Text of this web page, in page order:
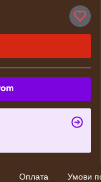
Оплата Умови